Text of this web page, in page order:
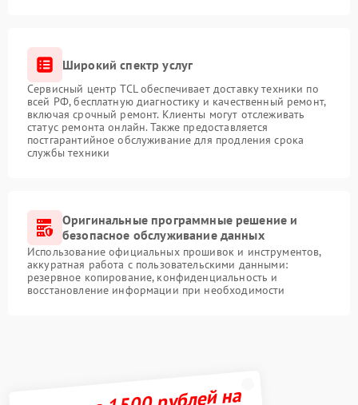
Широкий спектр услуг
Сервисный центр TCL обеспечивает доставку техники по
всей РФ, бесплатную диагностику и качественный ремонт,
включая срочный ремонт. Клиенты могут отслеживать
статус ремонта онлайн. Также предоставляется
постгарантийное обслуживание для продления срока
службы техники
Оригинальные программные решение и
безопасное обслуживание данных
Использование официальных прошивок и инструментов,
аккуратная работа с пользовательскими данными:
резервное копирование, конфиденциальность и
восстановление информации при необходимости